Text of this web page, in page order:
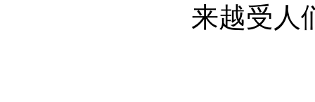
来越受